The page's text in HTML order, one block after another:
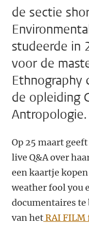
de sectie
studeerde in
voor de
Ethnography
de opleiding
Antropologie.
Op 25 maart
live Q&A over
een kaartje
weather fool you
documentaires te
van hetRAI FILM